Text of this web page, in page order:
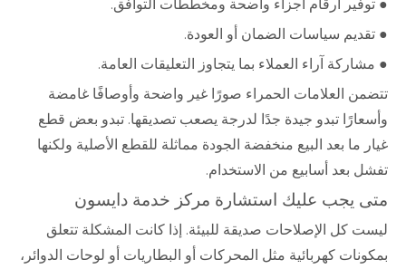
● تقديم سياسات الضمان أو العودة.
● مشاركة آراء العملاء بما يتجاوز التعليقات العامة.
تتضمن العلامات الحمراء صورًا غير واضحة وأوصافًا غامضة
وأسعارًا تبدو جيدة جدًا لدرجة يصعب تصديقها. تبدو بعض قطع
غيار ما بعد البيع منخفضة الجودة مماثلة للقطع الأصلية ولكنها
تفشل بعد أسابيع من الاستخدام.
متى يجب عليك استشارة مركز خدمة دايسون
ليست كل الإصلاحات صديقة للبيئة. إذا كانت المشكلة تتعلق
بمكونات كهربائية مثل المحركات أو البطاريات أو لوحات الدوائر،